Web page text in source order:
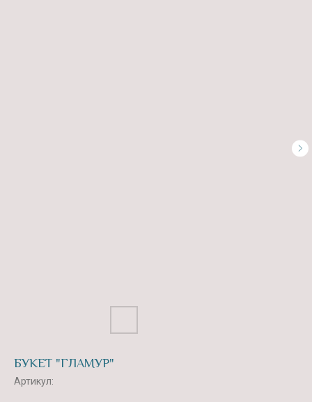
БУКЕТ "ГЛАМУР"
Артикул: